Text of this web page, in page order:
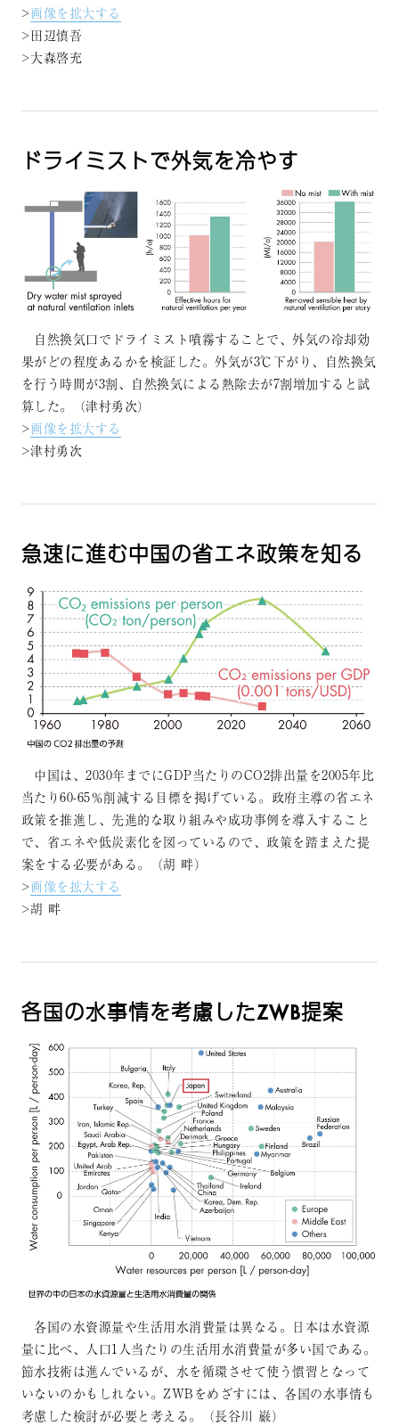
>画像を拡大する
>田辺慎吾
>大森啓充
ドライミストで外気を冷やす
自然換気口でドライミスト噴霧することで、外気の冷却効
果がどの程度あるかを検証した。外気が3℃下がり、自然換気
を行う時間が3割、自然換気による熱除去が7割増加すると試
算した。（津村勇次）
>画像を拡大する
>津村勇次
急速に進む中国の省エネ政策を知る
中国は、2030年までにGDP当たりのCO2排出量を2005年比
当たり60-65％削減する目標を掲げている。政府主導の省エネ
政策を推進し、先進的な取り組みや成功事例を導入すること
で、省エネや低炭素化を図っているので、政策を踏まえた提
案をする必要がある。（胡 畔）
>画像を拡大する
>胡 畔
各国の水事情を考慮したZWB提案
各国の水資源量や生活用水消費量は異なる。日本は水資源
量に比べ、人口1人当たりの生活用水消費量が多い国である。
節水技術は進んでいるが、水を循環させて使う慣習となって
いないのかもしれない。ZWBをめざすには、各国の水事情も
考慮した検討が必要と考える。（長谷川 巌）